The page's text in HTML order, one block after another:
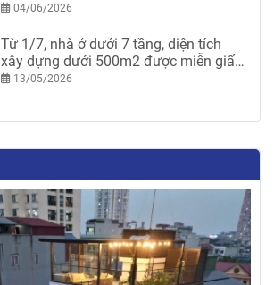
04/06/2026
Từ 1/7, nhà ở dưới 7 tầng, diện tích
xây dựng dưới 500m2 được miễn giấy
phép xây dựng
13/05/2026